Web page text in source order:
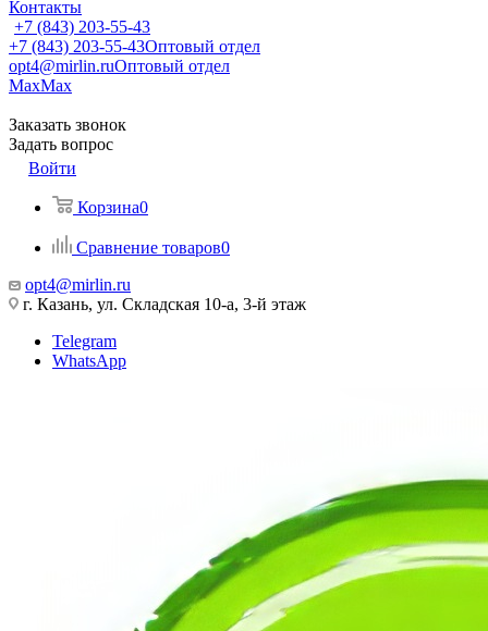
Контакты
+7 (843) 203-55-43
+7 (843) 203-55-43Оптовый отдел
opt4@mirlin.ruОптовый отдел
MaxMax
Заказать звонок
Задать вопрос
Войти
Корзина0
Сравнение товаров0
opt4@mirlin.ru
г. Казань, ул. Складская 10-а, 3-й этаж
Telegram
WhatsApp